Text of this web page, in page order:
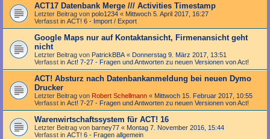
ACT17 Datenbank Merge /// Activities Timestamp
Letzter Beitrag von polo1234 « Mittwoch 5. April 2017, 16:27
Verfasst in ACT! 6 - Import / Export
Google Maps nur auf Kontaktansicht, Firmenansicht geht
nicht
Letzter Beitrag von PatrickBBA « Donnerstag 9. März 2017, 13:51
Verfasst in Act! 7-27 - Fragen und Antworten zu neuen Versionen von Act!
ACT! Absturz nach Datenbankanmeldung bei neuen Dymo
Drucker
Letzter Beitrag von Robert Schellmann « Mittwoch 15. Februar 2017, 10:55
Verfasst in Act! 7-27 - Fragen und Antworten zu neuen Versionen von Act!
Warenwirtschaftssystem für ACT! 16
Letzter Beitrag von barney77 « Montag 7. November 2016, 15:44
Verfasst in ACT! 6 - Fragen allgemein